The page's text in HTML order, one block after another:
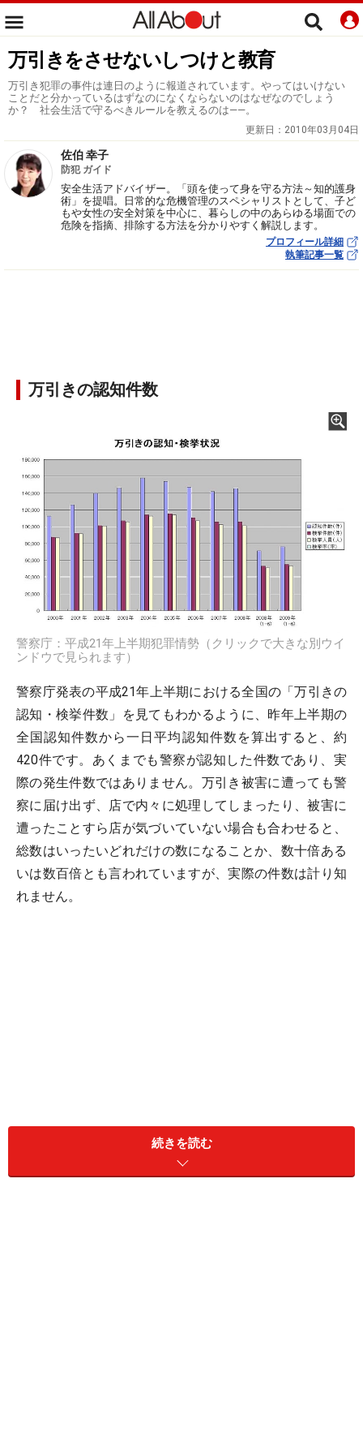
万引きをさせないしつけと教育
万引き犯罪の事件は連日のように報道されています。やってはいけない
ことだと分かっているはずなのになくならないのはなぜなのでしょう
か？ 社会生活で守るべきルールを教えるのは――。
更新日： 2010年03月04日
佐伯 幸子
防犯 ガイド
安全生活アドバイザー。「頭を使って身を守る方法～知的護身
術」を提唱。日常的な危機管理のスペシャリストとして、子ど
もや女性の安全対策を中心に、暮らしの中のあらゆる場面での
危険を指摘、排除する方法を分かりやすく解説します。
プロフィール詳細
執筆記事一覧
万引きの認知件数
警察庁：平成21年上半期犯罪情勢（クリックで大きな別ウイ
ンドウで見られます）
警察庁発表の平成21年上半期における全国の「万引きの
認知・検挙件数」を見てもわかるように、昨年上半期の
全国認知件数から一日平均認知件数を算出すると、約
420件です。あくまでも警察が認知した件数であり、実
際の発生件数ではありません。万引き被害に遭っても警
察に届け出ず、店で内々に処理してしまったり、被害に
遭ったことすら店が気づいていない場合も合わせると、
総数はいったいどれだけの数になることか、数十倍ある
いは数百倍とも言われていますが、実際の件数は計り知
れません。
万引きは「窃盗」という罪
続きを読む